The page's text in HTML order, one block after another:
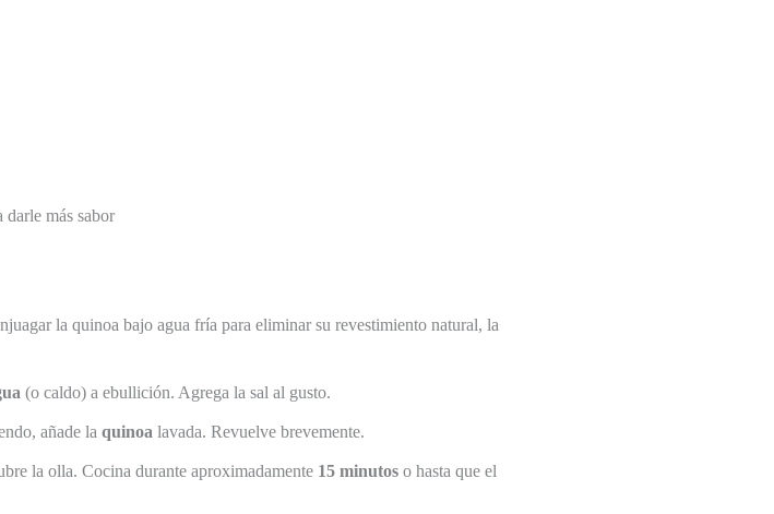
darle más sabor
la quinoa bajo agua fría para eliminar su revestimiento natural, la
(o caldo) a ebullición. Agrega la sal al gusto.
añade la quinoa lavada. Revuelve brevemente.
la olla. Cocina durante aproximadamente 15 minutos o hasta que el